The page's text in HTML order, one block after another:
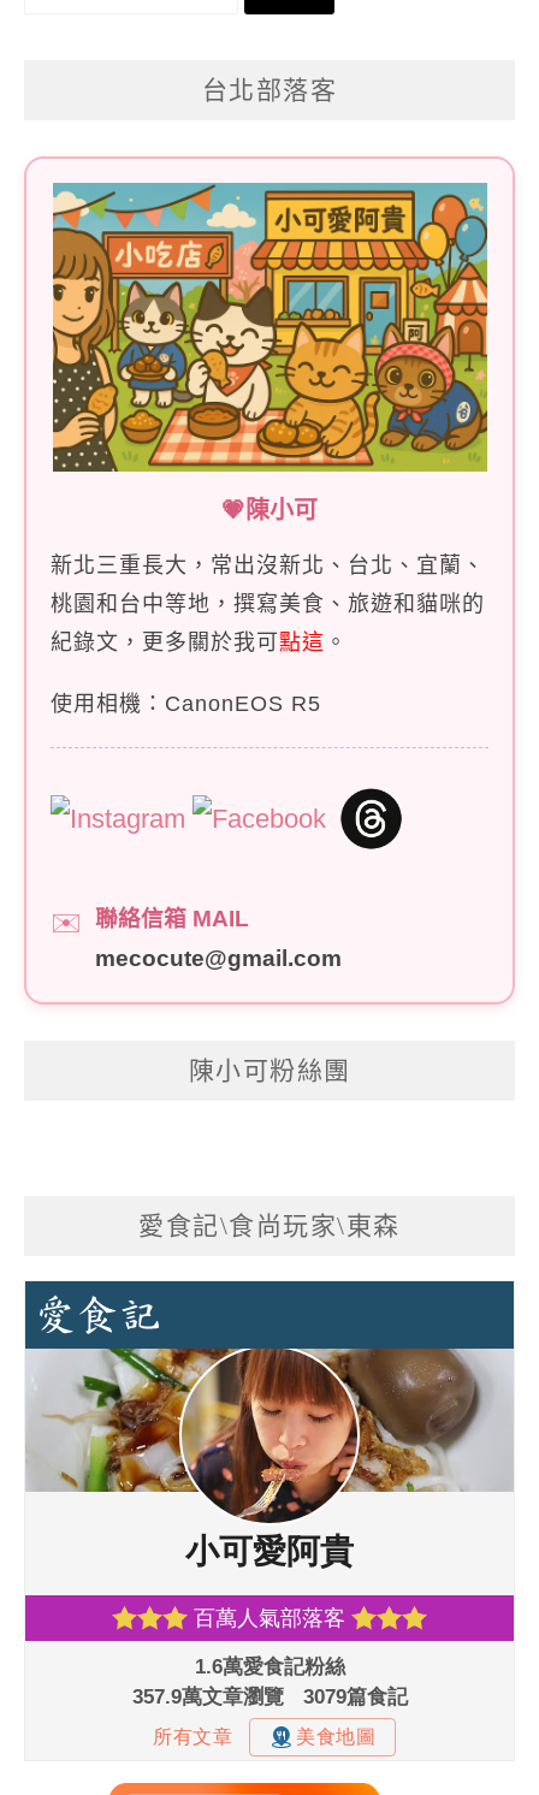
台北部落客
💗陳小可
新北三重長大，常出沒新北、台北、宜蘭、
桃園和台中等地，撰寫美食、旅遊和貓咪的
紀錄文，更多關於我可點這 。
使用相機：CanonEOS R5
✉️
聯絡信箱 MAIL
mecocute@gmail.com
陳小可粉絲團
愛食記\食尚玩家\東森